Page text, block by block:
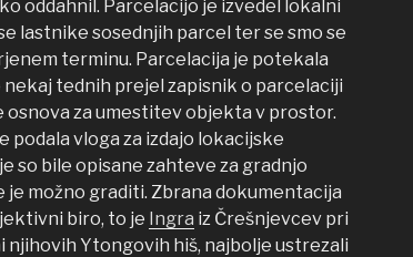
oddahnil. Parcelacijo je izvedel lokalni
lastnike sosednjih parcel ter se smo se
terminu. Parcelacija je potekala
tednih prejel zapisnik o parcelaciji
za umestitev objekta v prostor.
podala vloga za izdajo lokacijske
so bile opisane zahteve za gradnjo
možno graditi. Zbrana dokumentacija
biro, to je Ingra iz Črešnjevcev pri
njihovih Ytongovih hiš, najbolje ustrezali